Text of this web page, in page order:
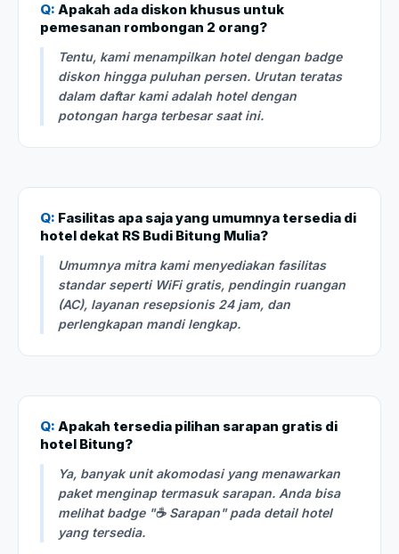
Q: Apakah ada diskon khusus untuk
pemesanan rombongan 2 orang?
Tentu, kami menampilkan hotel dengan badge
diskon hingga puluhan persen. Urutan teratas
dalam daftar kami adalah hotel dengan
potongan harga terbesar saat ini.
Q: Fasilitas apa saja yang umumnya tersedia di
hotel dekat RS Budi Bitung Mulia?
Umumnya mitra kami menyediakan fasilitas
standar seperti WiFi gratis, pendingin ruangan
(AC), layanan resepsionis 24 jam, dan
perlengkapan mandi lengkap.
Q: Apakah tersedia pilihan sarapan gratis di
hotel Bitung?
Ya, banyak unit akomodasi yang menawarkan
paket menginap termasuk sarapan. Anda bisa
melihat badge "☕ Sarapan" pada detail hotel
yang tersedia.